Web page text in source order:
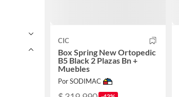
CIC
Box Spring New Ortopedic
B5 Black 2 Plazas Bn +
Muebles
Por SODIMAC